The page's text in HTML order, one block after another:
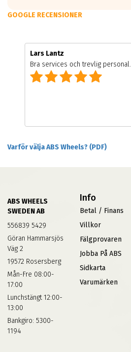
GOOGLE RECENSIONER
Lars Lantz
Bra services och trevlig personal.
Varför välja ABS Wheels? (PDF)
ABS WHEELS
SWEDEN AB
556839 5429
Göran Hammarsjös
Väg 2
19572 Rosersberg
Mån-Fre 08:00-
17:00
Lunchstängt 12:00-
13:00
Bankgiro: 5300-
1194
Info
Betal / Finans
Villkor
Fälgprovaren
Jobba På ABS
Sidkarta
Varumärken